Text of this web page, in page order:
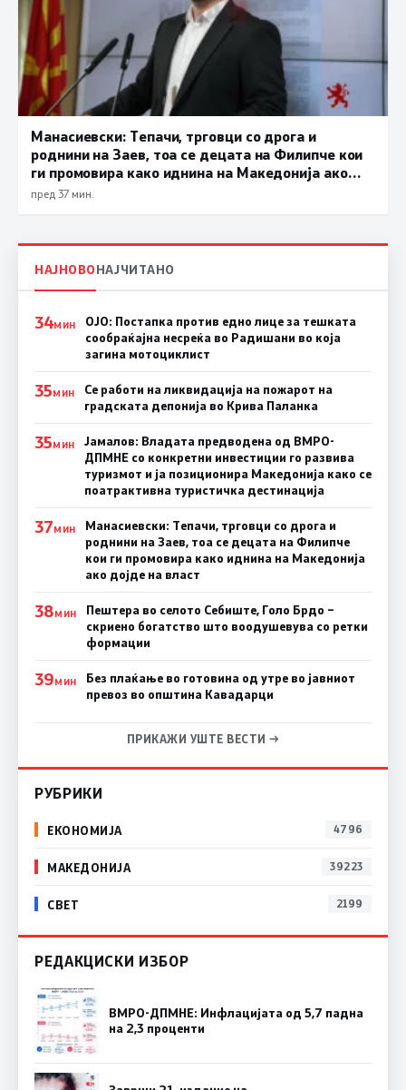
Манасиевски: Тепачи, трговци со дрога и
роднини на Заев, тоа се децата на Филипче кои
ги промoвира како иднина на Македонија ако
дојде на власт
пред 37 мин.
НАЈНОВОНАЈЧИТАНО
34МИН
ОЈО: Постапка против едно лице за тешката
сообраќајна несреќа во Радишани во која
загина мотоциклист
35МИН
Се работи на ликвидација на пожарот на
градската депонија во Крива Паланка
35МИН
Јамалов: Владата предводена од ВМРО-
ДПМНЕ со конкретни инвестиции го развива
туризмот и ја позиционира Македонија како се
поатрактивна туристичка дестинација
37МИН
Манасиевски: Тепачи, трговци со дрога и
роднини на Заев, тоа се децата на Филипче
кои ги промoвира како иднина на Македонија
ако дојде на власт
38МИН
Пештера во селото Себиште, Голо Брдо –
скриено богатство што воодушевува со ретки
формации
39МИН
Без плаќање во готовина од утре во јавниот
превоз во општина Кавадарци
ПРИКАЖИ УШТЕ ВЕСТИ →
РУБРИКИ
ЕКОНОМИЈА 4796
МАКЕДОНИЈА 39223
СВЕТ 2199
РЕДАКЦИСКИ ИЗБОР
ВМРО-ДПМНЕ: Инфлацијата од 5,7 падна
на 2,3 проценти